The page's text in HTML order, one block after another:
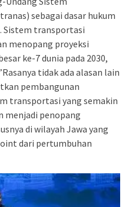
sebagai dasar hukum
Sistem transportasi
menopang proyeksi
ke-7 dunia pada 2030,
tidak ada alasan lain
pembangunan
transportasi yang semakin
menjadi penopang
di wilayah Jawa yang
dari pertumbuhan